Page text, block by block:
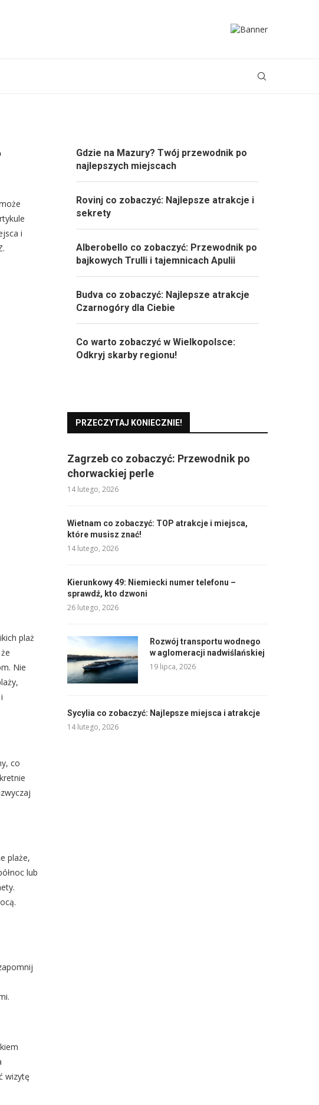
i
plaż
Nie
co
plaże,
lub
wizytę
Gdzie na Mazury? Twój przewodnik po
najlepszych miejscach
Rovinj co zobaczyć: Najlepsze atrakcje i
sekrety
Alberobello co zobaczyć: Przewodnik po
bajkowych Trulli i tajemnicach Apulii
Budva co zobaczyć: Najlepsze atrakcje
Czarnogóry dla Ciebie
Co warto zobaczyć w Wielkopolsce:
Odkryj skarby regionu!
PRZECZYTAJ KONIECZNIE!
Zagrzeb co zobaczyć: Przewodnik po
chorwackiej perle
14 lutego, 2026
Wietnam co zobaczyć: TOP atrakcje i miejsca,
które musisz znać!
14 lutego, 2026
Kierunkowy 49: Niemiecki numer telefonu –
sprawdź, kto dzwoni
26 lutego, 2026
Rozwój transportu wodnego
w aglomeracji nadwiślańskiej
19 lipca, 2026
Sycylia co zobaczyć: Najlepsze miejsca i atrakcje
14 lutego, 2026